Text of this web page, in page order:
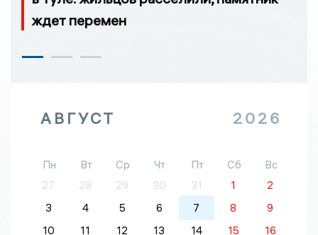
ждет перемен
АВГУСТ 2026
Пн Вт Ср Чт Пт Сб
Вс
27
28 29 30 31 1
2
3
4 5 6 7 8
9
10
11 12 13 14 15
16